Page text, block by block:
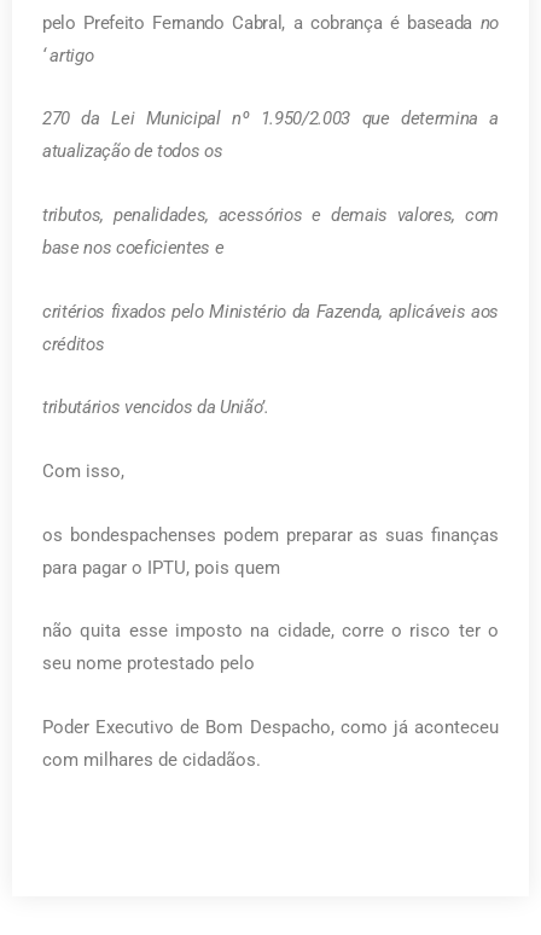
pelo Prefeito Fernando Cabral, a cobrança é baseada no
‘artigo
270 da Lei Municipal nº 1.950/2.003 que determina a
atualização de todos os
tributos, penalidades, acessórios e demais valores, com
base nos coeficientes e
critérios fixados pelo Ministério da Fazenda, aplicáveis aos
créditos
tributários vencidos da União’.
Com isso,
os bondespachenses podem preparar as suas finanças
para pagar o IPTU, pois quem
não quita esse imposto na cidade, corre o risco ter o
seu nome protestado pelo
Poder Executivo de Bom Despacho, como já aconteceu
com milhares de cidadãos.